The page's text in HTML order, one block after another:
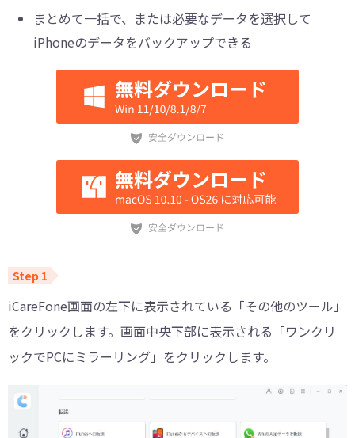
まとめて一括で、または必要なデータを選択して
iPhoneのデータをバックアップできる
iCareFone画面の左下に表示されている「その他のツール」
をクリックします。画面中央下部に表示される「ワンクリ
ックでPCにミラーリング」をクリックします。